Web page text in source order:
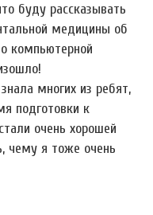
буду рассказывать
медицины об
компьютерной
многих из ребят,
подготовки к
очень хорошей
чему я тоже очень